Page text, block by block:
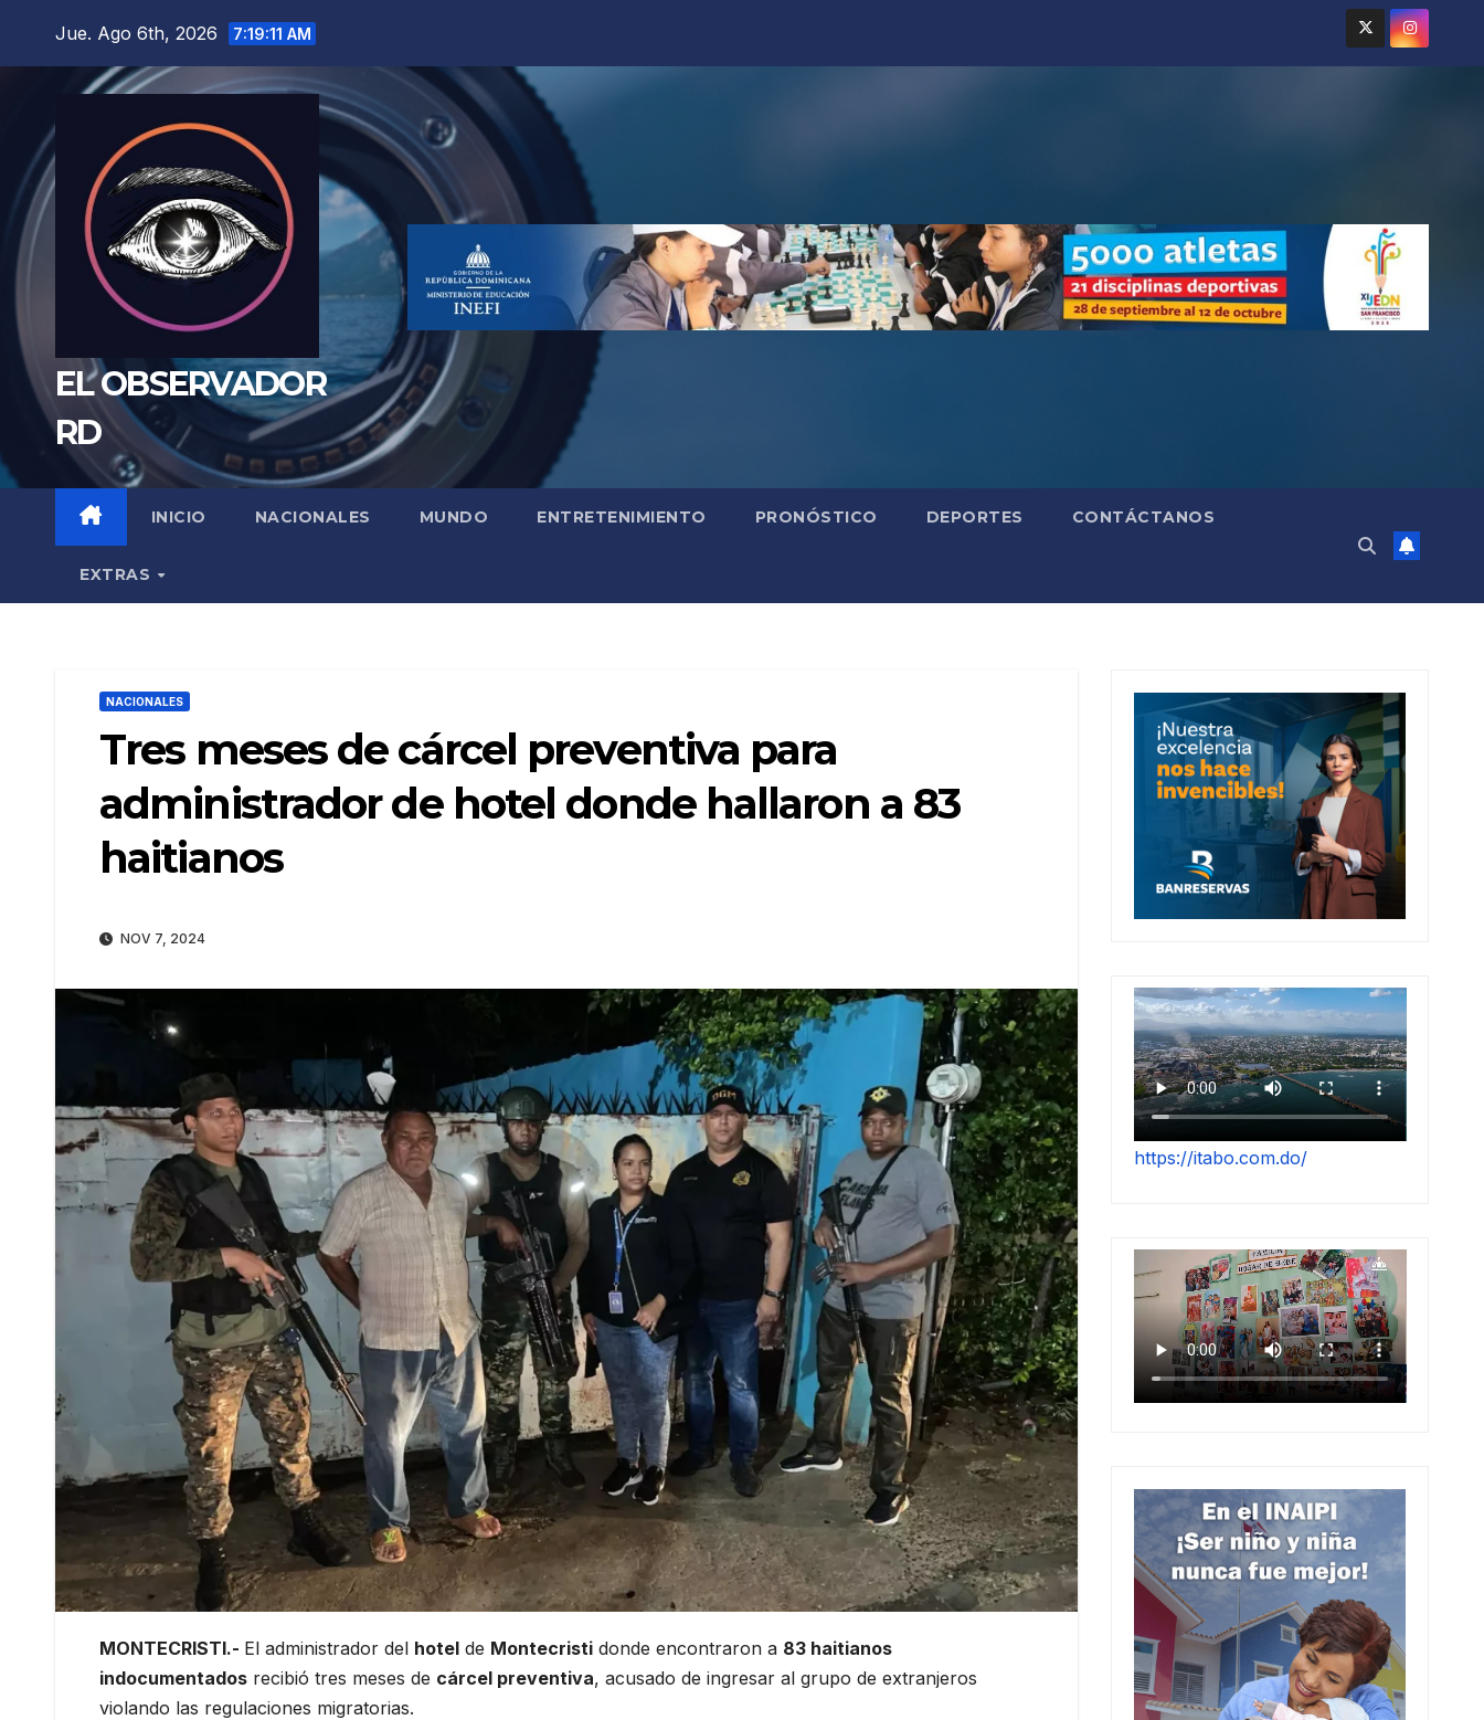
Jue. Ago 6th, 2026 7:19:12 AM
EL OBSERVADOR
RD
INICIO NACIONALES MUNDO ENTRETENIMIENTO PRONÓSTICO DEPORTES CONTÁCTANOS
EXTRAS
NACIONALES
Tres meses de cárcel preventiva para
administrador de hotel donde hallaron a 83
haitianos
NOV 7, 2024
MONTECRISTI.- El administrador del hotel de Montecristi donde encontraron a 83 haitianos
indocumentados recibió tres meses de cárcel preventiva, acusado de ingresar al grupo de extranjeros
violando las regulaciones migratorias.
https://itabo.com.do/